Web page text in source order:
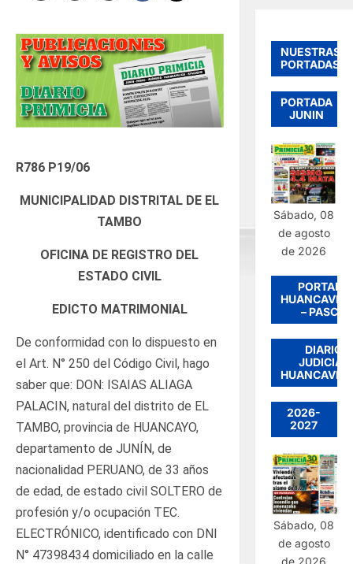
R786 P19/06
MUNICIPALIDAD DISTRITAL DE EL
TAMBO
OFICINA DE REGISTRO DEL
ESTADO CIVIL
EDICTO MATRIMONIAL
De conformidad con lo dispuesto en
el Art. N° 250 del Código Civil, hago
saber que: DON: ISAIAS ALIAGA
PALACIN, natural del distrito de EL
TAMBO, provincia de HUANCAYO,
departamento de JUNÍN, de
nacionalidad PERUANO, de 33 años
de edad, de estado civil SOLTERO de
profesión y/o ocupación TEC.
ELECTRÓNICO, identificado con DNI
N° 47398434 domiciliado en la calle
NUESTRAS
PORTADAS
PORTADA
JUNIN
Sábado, 08
de agosto
de 2026
PORTADA
– PASCO
DIARIO
JUDICIAL
2026-
2027
Sábado, 08
de agosto
de 2026